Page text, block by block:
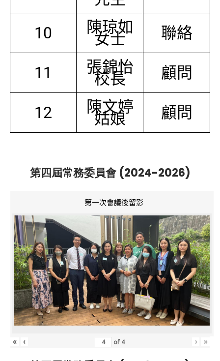
10 陳琼如
女士 聯絡
11 張錦怡
校長 顧問
12 陳文婷
姑娘 顧問
第四屆常務委員會 (2024-2026)
第一次會議後留影
« ‹ of 4 › »